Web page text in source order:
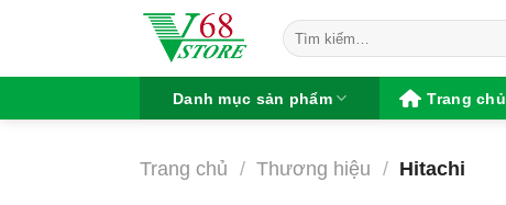
Tìm
kiếm:
Danh mục sản phẩm Trang chủ
Trang chủ / Thương hiệu / Hitachi